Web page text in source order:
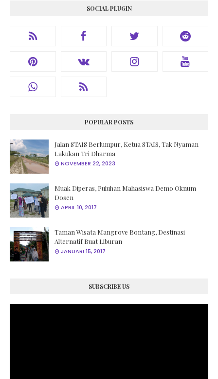
SOCIAL PLUGIN
POPULAR POSTS
Jalan STAIS Berlumpur, Ketua STAIS, Tak Nyaman
Lakukan Tri Dharma
NOVEMBER 22, 2023
Muak Diperas, Puluhan Mahasiswa Demo Oknum
Dosen
APRIL 10, 2017
Taman Wisata Mangrove Bontang, Destinasi
Alternatif Buat Liburan
JANUARI 15, 2017
SUBSCRIBE US